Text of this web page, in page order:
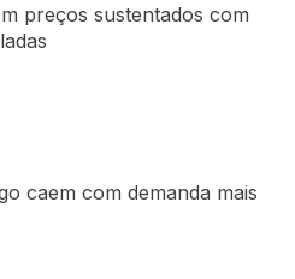
preços sustentados com
caem com demanda mais